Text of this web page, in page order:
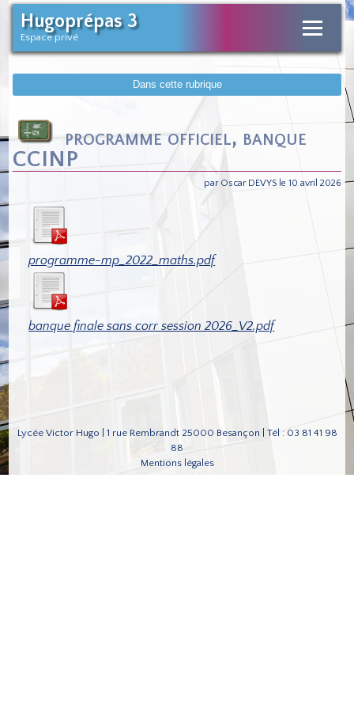
Hugoprépas 3
Espace privé
Dans cette rubrique
programme officiel, banque
CCINP
par Oscar DEVYS le 10 avril 2026
programme-mp_2022_maths.pdf
banque finale sans corr session 2026_V2.pdf
Lycée Victor Hugo | 1 rue Rembrandt 25000 Besançon | Tél : 03 81 41 98
88
Mentions légales